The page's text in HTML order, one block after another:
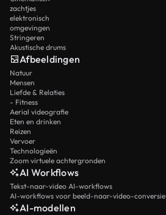
zachtjes
elektronisch
omgevingen
Stringeren
Akustische drums
Afbeeldingen
Natuur
Mensen
Liefde & Relaties
- Fitness
Aerial videografie
Eten en drinken
Reizen
Vervoer
Technologieën
Zoom virtuele achtergronden
AI Workflows
Tekst-naar-video AI-workflows
AI-workflows voor beeld-naar-video-conversie
AI-modellen